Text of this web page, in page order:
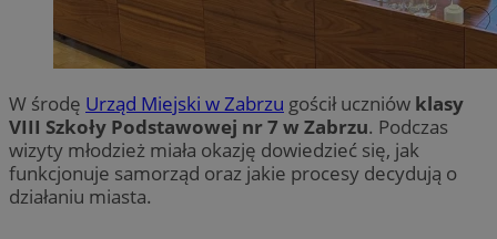
W środę Urząd Miejski w Zabrzu gościł uczniów klasy
VIII Szkoły Podstawowej nr 7 w Zabrzu. Podczas
wizyty młodzież miała okazję dowiedzieć się, jak
funkcjonuje samorząd oraz jakie procesy decydują o
działaniu miasta.